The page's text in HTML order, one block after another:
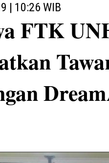
| 10:26 WIB
FTK